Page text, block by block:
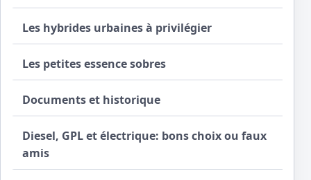
Les hybrides urbaines à privilégier
Les petites essence sobres
Documents et historique
Diesel, GPL et électrique: bons choix ou faux
amis